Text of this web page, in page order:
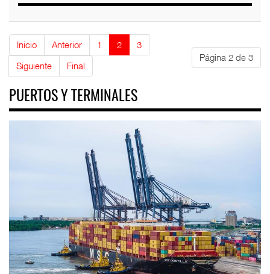
Página 2 de 3
Inicio Anterior 1 2
3
Siguiente
Final
PUERTOS Y TERMINALES